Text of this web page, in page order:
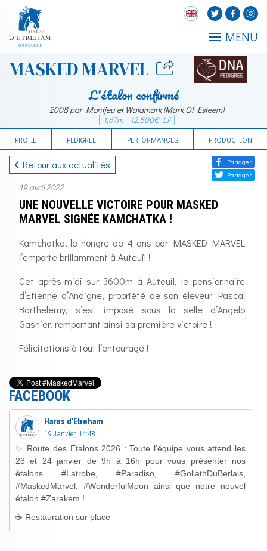
MENU
MASKED MARVEL
L'étalon confirmé
2008 par Montjeu et Waldmark (Mark Of Esteem)
1,67m - 12.500€ LF
PROFIL PEDIGREE PERFORMANCES PRODUCTION
Partager
Partager
Retour aux actualités
19 avril 2022
UNE NOUVELLE VICTOIRE POUR MASKED
MARVEL SIGNÉE KAMCHATKA !
Kamchatka, le hongre de 4 ans par MASKED MARVEL
l’emporte brillamment à Auteuil !
Cet après-midi sur 3600m à Auteuil, le pensionnaire
d’Etienne d’Andigne, propriété de son éleveur Pascal
Barthelemy, s’est imposé sous la selle d’Angelo
Gasnier, remportant ainsi sa première victoire !
Félicitations à tout l’entourage !
FACEBOOK